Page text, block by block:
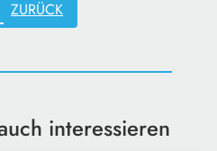
ZURÜCK
interessieren